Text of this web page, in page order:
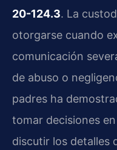
20-124.3. La
otorgarse cuando
comunicación
de abuso o
padres ha
tomar decisiones
discutir los detalles